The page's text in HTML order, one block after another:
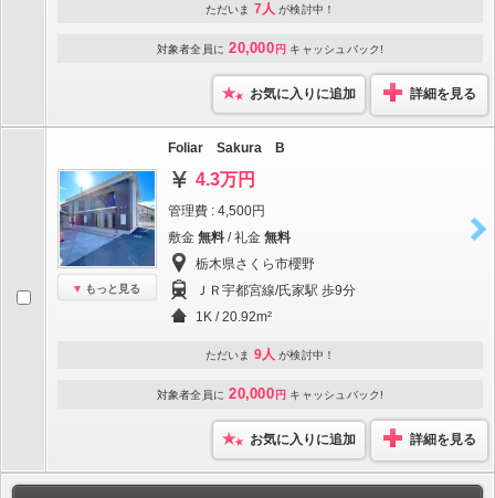
ただいま 7人 が検討中！
対象者全員に 20,000 円 キャッシュバック!
お気に入りに追加 詳細を見る
もっと見る
Foliar Sakura B
4.3万円
管理費 : 4,500円
敷金 無料 / 礼金 無料
栃木県さくら市櫻野
ＪＲ宇都宮線/氏家駅 歩9分
1K / 20.92m²
ただいま 9人 が検討中！
対象者全員に 20,000 円 キャッシュバック!
お気に入りに追加 詳細を見る